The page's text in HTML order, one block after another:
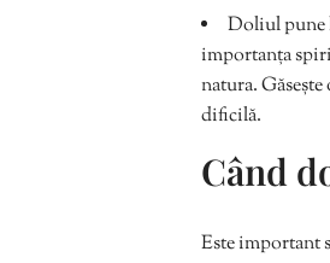
Doliul pune
importanța
natura. Găsește
dificilă.
Când
Este important